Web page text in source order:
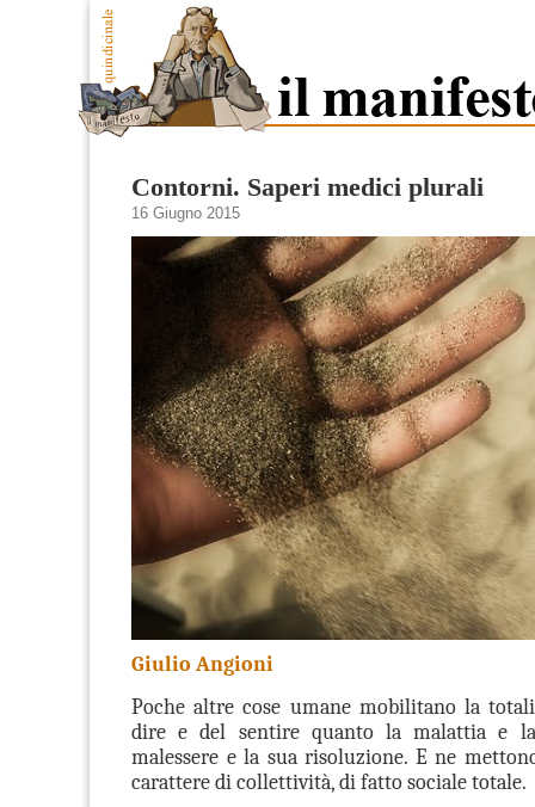
Contorni. Saperi medici plurali
16 Giugno 2015
Giulio Angioni
Poche altre cose umane mobilitano la
dire e del sentire quanto la malattia e
malessere e la sua risoluzione. E ne
carattere di collettività, di fatto sociale totale.